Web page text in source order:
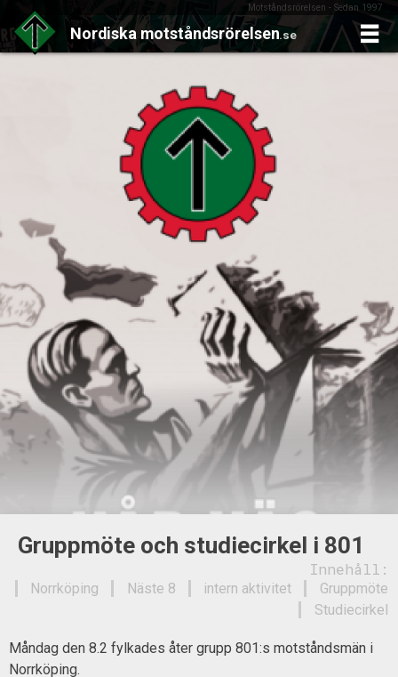
Motståndsrörelsen - Sedan 1997
Nordiska motståndsrörelsen.se
to
content
Gruppmöte och studiecirkel i 801
Innehåll:
Gruppmöte
intern aktivitet
Näste 8
Norrköping
Studiecirkel
Måndag den 8.2 fylkades åter grupp 801:s motståndsmän i
Norrköping.